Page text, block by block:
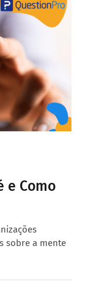
e Como
sobre a mente